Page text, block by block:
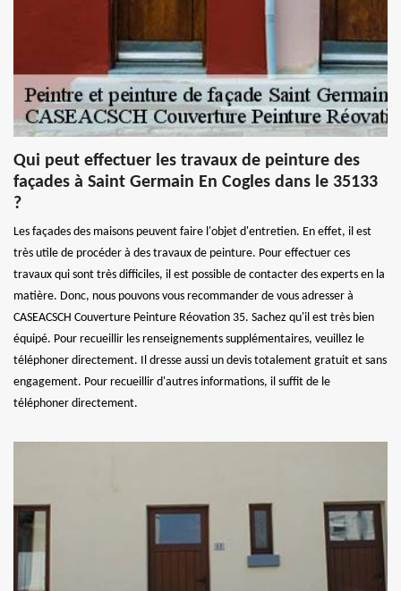
Qui peut effectuer les travaux de peinture des
façades à Saint Germain En Cogles dans le 35133
?
Les façades des maisons peuvent faire l'objet d'entretien. En effet, il est
très utile de procéder à des travaux de peinture. Pour effectuer ces
travaux qui sont très difficiles, il est possible de contacter des experts en la
matière. Donc, nous pouvons vous recommander de vous adresser à
CASEACSCH Couverture Peinture Réovation 35. Sachez qu'il est très bien
équipé. Pour recueillir les renseignements supplémentaires, veuillez le
téléphoner directement. Il dresse aussi un devis totalement gratuit et sans
engagement. Pour recueillir d'autres informations, il suffit de le
téléphoner directement.